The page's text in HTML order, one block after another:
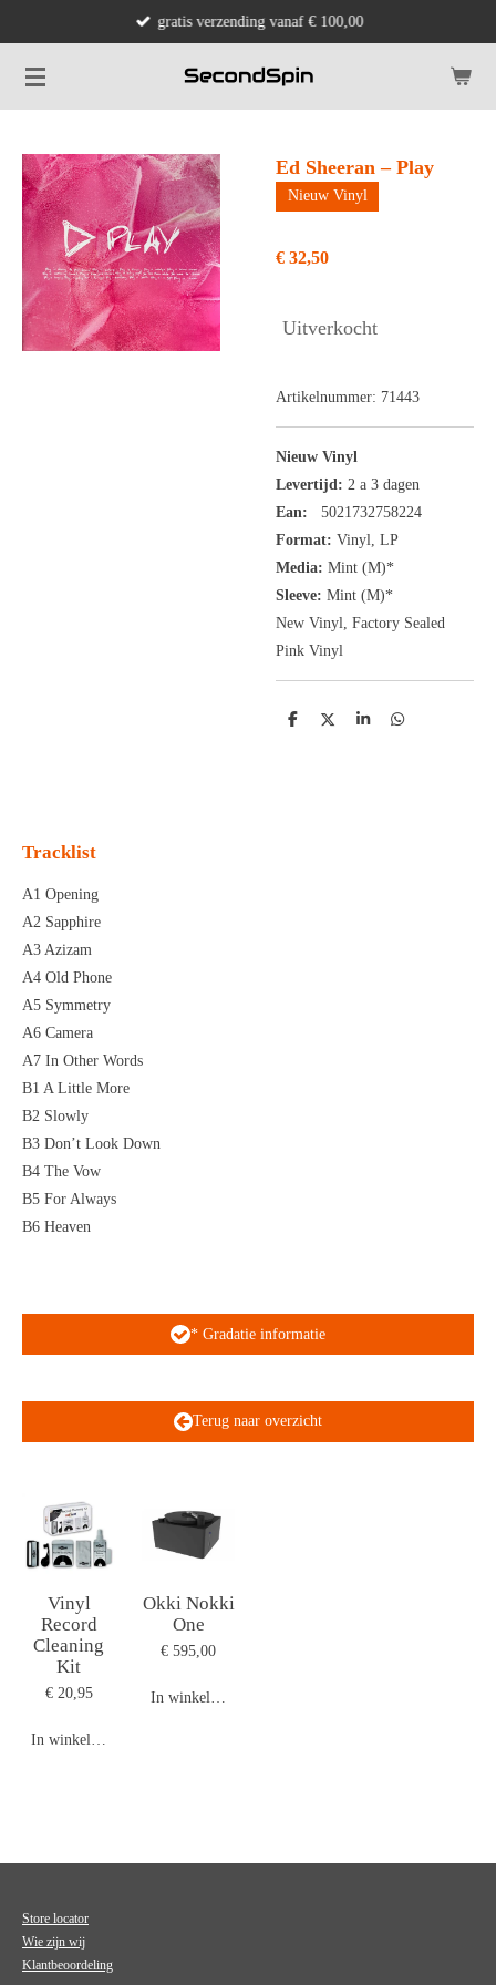
naar
de
gratis verzending vanaf € 100,00
Ed Sheeran – Play
Nieuw Vinyl
€ 32,50
Uitverkocht
Artikelnummer: 71443
Nieuw Vinyl
Levertijd: 2 a 3 dagen
Ean:
5021732758224
Format: Vinyl, LP
Media: Mint (M)*
Sleeve: Mint (M)*
New Vinyl, Factory Sealed
Pink Vinyl
D
D
S
D
Tracklist
A1 Opening
A2 Sapphire
A3 Azizam
A4 Old Phone
A5 Symmetry
A6 Camera
A7 In Other Words
B1 A Little More
B2 Slowly
B3 Don’t Look Down
B4 The Vow
B5 For Always
B6 Heaven
* Gradatie informatie
Terug naar overzicht
Vinyl
Record
Cleaning
Kit
€ 20,95
In winkelwagen
Okki Nokki
One
€ 595,00
In winkelwagen
Store locator
Wie zijn wij
Klantbeoordeling